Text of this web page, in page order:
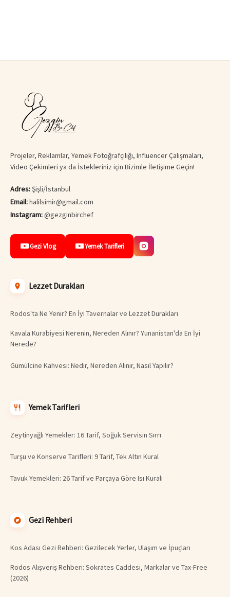
Projeler, Reklamlar, Yemek Fotoğrafçılığı, Influencer Çalışmaları,
Video Çekimleri ya da İstekleriniz için Bizimle İletişime Geçin!
Adres:Şişli/İstanbul
Email:halilsimir@gmail.com
Instagram:@gezginbirchef
Gezi Vlog Yemek Tarifleri
Lezzet Durakları
Rodos'ta Ne Yenir? En İyi Tavernalar ve Lezzet Durakları
Kavala Kurabiyesi Nerenin, Nereden Alınır? Yunanistan'da En İyi
Nerede?
Gümülcine Kahvesi: Nedir, Nereden Alınır, Nasıl Yapılır?
Yemek Tarifleri
Zeytinyağlı Yemekler: 16 Tarif, Soğuk Servisin Sırrı
Turşu ve Konserve Tarifleri: 9 Tarif, Tek Altın Kural
Tavuk Yemekleri: 26 Tarif ve Parçaya Göre Isı Kuralı
Gezi Rehberi
Kos Adası Gezi Rehberi: Gezilecek Yerler, Ulaşım ve İpuçları
Rodos Alışveriş Rehberi: Sokrates Caddesi, Markalar ve Tax-Free
(2026)